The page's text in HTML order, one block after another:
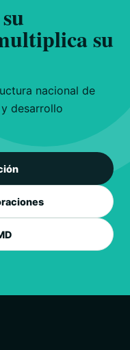
su
nacional de
desarrollo